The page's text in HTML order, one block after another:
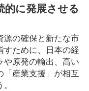
に発展させる
源の確保と新たな市
ために、日本の経
原発の輸出、高い
産業支援」が相互